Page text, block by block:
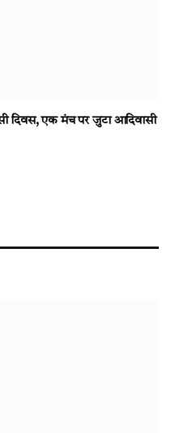
दिवस, एक मंच पर जुटा आदिवासी